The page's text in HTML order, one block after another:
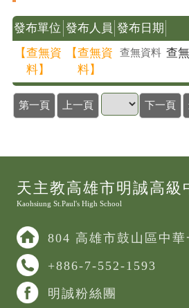
發布單位 發布人員 發布日期
【查無資
料】
【查無資
料】
查無資料 查
第一頁 上一頁 下一頁
天主教高雄市明誠高級
Kaohsiung St.Paul's High School
804 高雄市鼓山區中華
+886-7-552-1593
明誠粉絲團